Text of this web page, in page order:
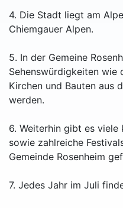
4. Die Stadt liegt am
Chiemgauer Alpen.
5. In der Gemeine
Sehenswürdigkeiten wie
Kirchen und Bauten aus
werden.
6. Weiterhin gibt es
sowie zahlreiche
Gemeinde Rosenheim
7. Jedes Jahr im Juli